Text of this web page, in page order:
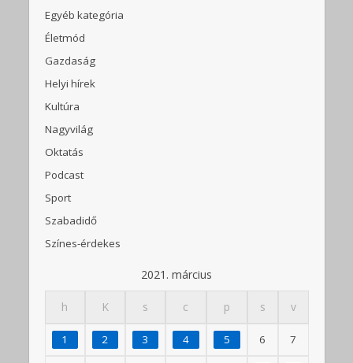
Egyéb kategória
Életmód
Gazdaság
Helyi hírek
Kultúra
Nagyvilág
Oktatás
Podcast
Sport
Szabadidő
Színes-érdekes
2021. március
h K s c p s v
1 2 3 4 5 6 7